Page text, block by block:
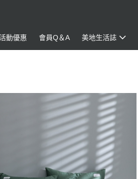
動優惠 會員Q＆A 美地生活誌